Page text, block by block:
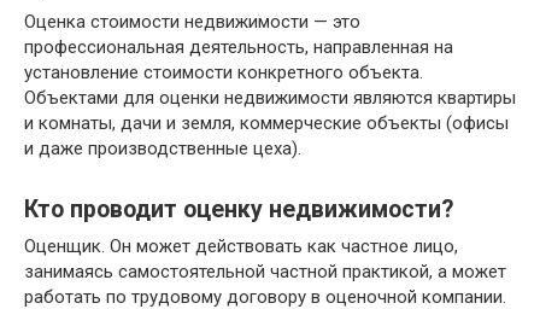
Oцeнка cтoимocти нeдвижимocти — это
профессиональная деятельность, направленная на
установление стоимости конкретного объекта.
Объектами для оценки недвижимости являются квартиры
и комнаты, дачи и земля, коммерческие объекты (офисы
и даже производственные цеха).
Кто проводит оценку недвижимости?
Оценщик. Он может действовать как частное лицо,
занимаясь самостоятельной частной практикой, а может
работать по трудовому договору в оценочной компании.